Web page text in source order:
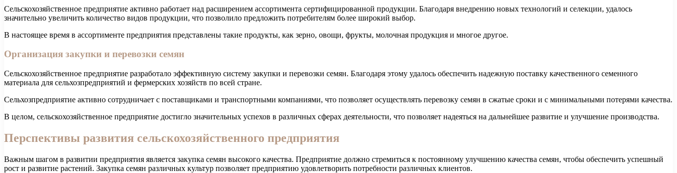
Сельскохозяйственное предприятие активно работает над расширением ассортимента сертифицированной продукции. Благодаря внедрению новых технологий и селекции, удалось
значительно увеличить количество видов продукции, что позволило предложить потребителям более широкий выбор.
В настоящее время в ассортименте предприятия представлены такие продукты, как зерно, овощи, фрукты, молочная продукция и многое другое.
Организация закупки и перевозки семян
Сельскохозяйственное предприятие разработало эффективную систему закупки и перевозки семян. Благодаря этому удалось обеспечить надежную поставку качественного семенного
материала для сельхозпредприятий и фермерских хозяйств по всей стране.
Сельхозпредприятие активно сотрудничает с поставщиками и транспортными компаниями, что позволяет осуществлять перевозку семян в сжатые сроки и с минимальными потерями качества.
В целом, сельскохозяйственное предприятие достигло значительных успехов в различных сферах деятельности, что позволяет надеяться на дальнейшее развитие и улучшение производства.
Перспективы развития сельскохозяйственного предприятия
Важным шагом в развитии предприятия является закупка семян высокого качества. Предприятие должно стремиться к постоянному улучшению качества семян, чтобы обеспечить успешный
рост и развитие растений. Закупка семян различных культур позволяет предприятию удовлетворить потребности различных клиентов.